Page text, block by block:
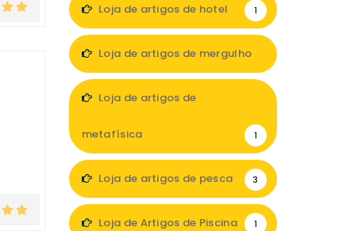
Loja de artigos de hotel 1
Loja de artigos de mergulho
Loja de artigos de
metafísica 1
Loja de artigos de pesca 3
Loja de Artigos de Piscina 1